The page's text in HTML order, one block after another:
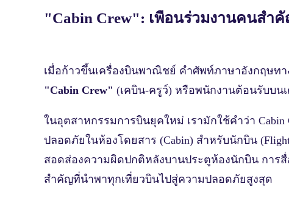
"Cabin Crew": เพื่อนร่วมงานคนสำ
เมื่อก้าวขึ้นเครื่องบินพาณิชย์ คำศัพท์ภาษาอังกฤษทา
"Cabin Crew" (เคบิน-ครูว์) หรือพนักงานต้อนรับบน
ในอุตสาหกรรมการบินยุคใหม่ เรามักใช้คำว่า
ปลอดภัยในห้องโดยสาร (Cabin) สำหรับนักบิน
สอดส่องความผิดปกติหลังบานประตูห้องนักบิน การ
สำคัญที่นำพาทุกเที่ยวบินไปสู่ความปลอดภัยสูงสุด